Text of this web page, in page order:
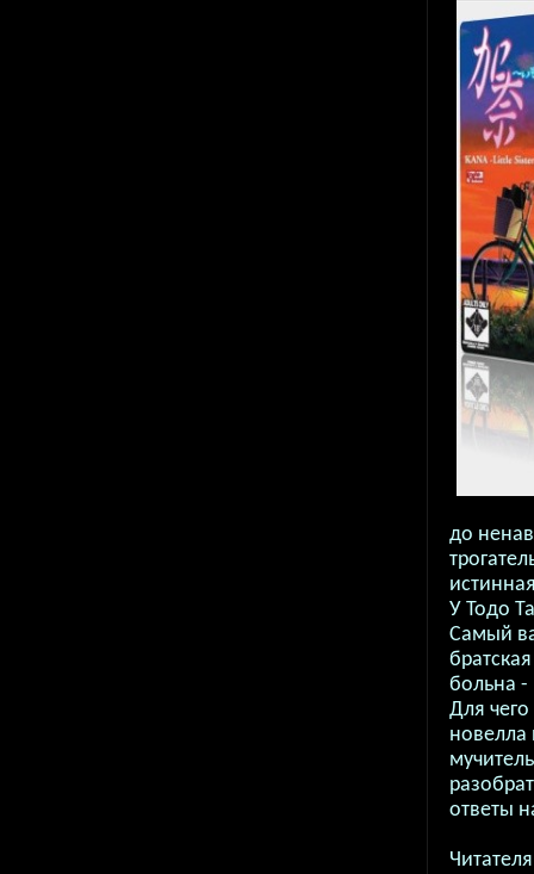
до
У Тодо
Самый
больна -
Для
новелла
ответы